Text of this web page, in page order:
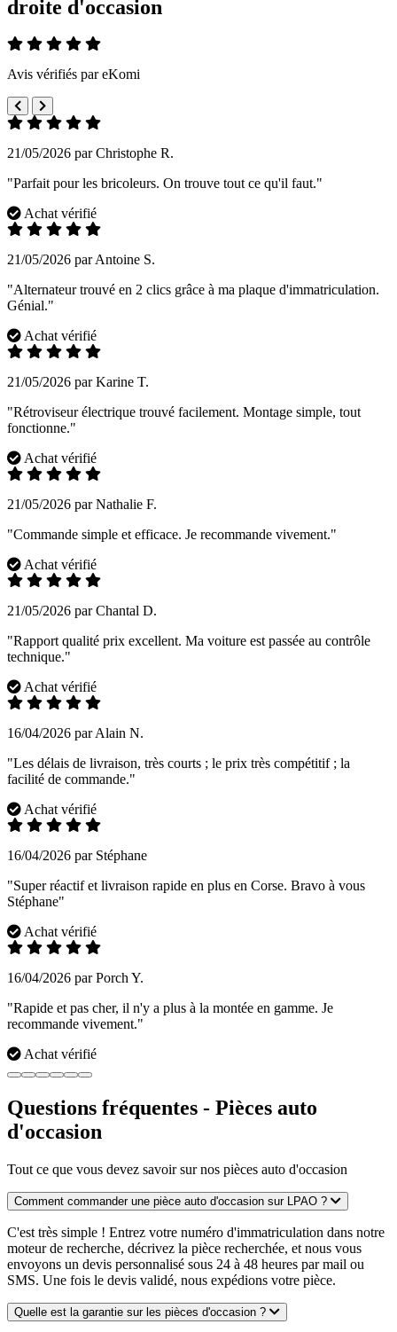
droite d'occasion
Avis vérifiés par eKomi
21/05/2026 par Christophe R.
"Parfait pour les bricoleurs. On trouve tout ce qu'il faut."
Achat vérifié
21/05/2026 par Antoine S.
"Alternateur trouvé en 2 clics grâce à ma plaque d'immatriculation.
Génial."
Achat vérifié
21/05/2026 par Karine T.
"Rétroviseur électrique trouvé facilement. Montage simple, tout
fonctionne."
Achat vérifié
21/05/2026 par Nathalie F.
"Commande simple et efficace. Je recommande vivement."
Achat vérifié
21/05/2026 par Chantal D.
"Rapport qualité prix excellent. Ma voiture est passée au contrôle
technique."
Achat vérifié
16/04/2026 par Alain N.
"Les délais de livraison, très courts ; le prix très compétitif ; la
facilité de commande."
Achat vérifié
16/04/2026 par Stéphane
"Super réactif et livraison rapide en plus en Corse. Bravo à vous
Stéphane"
Achat vérifié
16/04/2026 par Porch Y.
"Rapide et pas cher, il n'y a plus à la montée en gamme. Je
recommande vivement."
Achat vérifié
Questions fréquentes - Pièces auto
d'occasion
Tout ce que vous devez savoir sur nos pièces auto d'occasion
Comment commander une pièce auto d'occasion sur LPAO ?
C'est très simple ! Entrez votre numéro d'immatriculation dans notre
moteur de recherche, décrivez la pièce recherchée, et nous vous
envoyons un devis personnalisé sous 24 à 48 heures par mail ou
SMS. Une fois le devis validé, nous expédions votre pièce.
Quelle est la garantie sur les pièces d'occasion ?